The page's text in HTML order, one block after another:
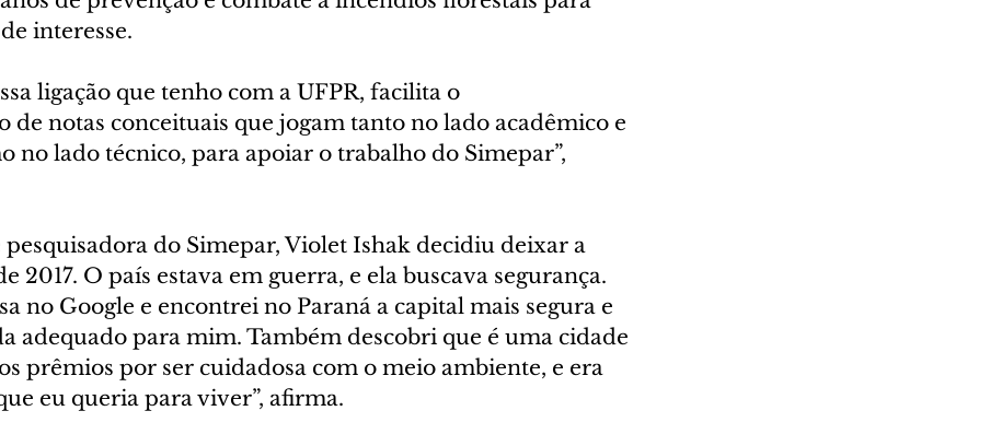
interesse.
ligação que tenho com a UFPR, facilita o
de notas conceituais que jogam tanto no lado acadêmico e
no lado técnico, para apoiar o trabalho do Simepar”,
do Simepar, Violet Ishak decidiu deixar a
2017. O país estava em guerra, e ela buscava segurança.
no Google e encontrei no Paraná a capital mais segura e
adequado para mim. Também descobri que é uma cidade
prêmios por ser cuidadosa com o meio ambiente, e era
eu queria para viver”, afirma.